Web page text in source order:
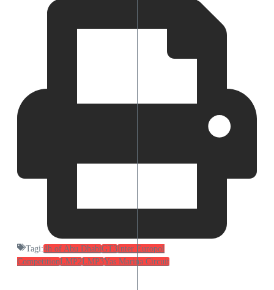
Tagi:4h of Abu DhabiGT3Inter Europol
CompetitionLMP2LMP3Yas Marina Circuit